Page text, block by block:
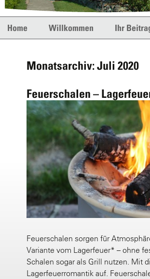
Skip to content
Home Willkommen Ihr
Monatsarchiv: Juli 2020
Feuerschalen –
Feuerschalen sorgen für
Variante vom Lagerfeuer* – ohne
Schalen sogar als Grill nutzen. Mit
Lagerfeuerromantik auf.